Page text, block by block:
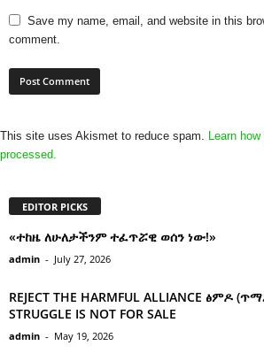
Save my name, email, and website in this
comment.
This site uses Akismet to reduce spam.
Learn
processed.
EDITOR PICKS
«ተከዜ ለሁለታችንም ተፈጥሯዊ ወሰን ነው!»
admin - July 27, 2026
REJECT THE HARMFUL ALLIANCE ፅምዶ
STRUGGLE IS NOT FOR SALE
admin - May 19, 2026